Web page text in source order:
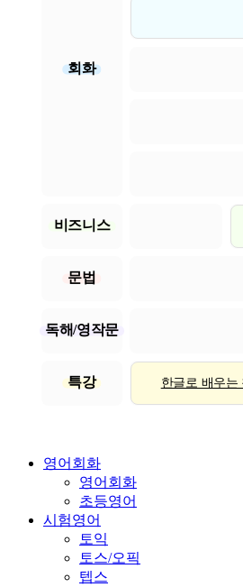
회화
비즈니스
문법
독해/영작문
특강 한글로 배우는
영어회화
영어회화
초등영어
시험영어
토익
토스/오픽
텝스